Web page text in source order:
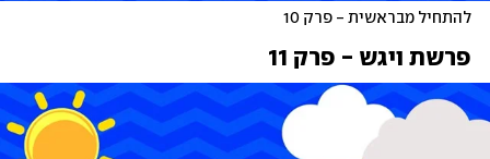
להתחיל מבראשית - פרק 10
פרשת ויגש - פרק 11